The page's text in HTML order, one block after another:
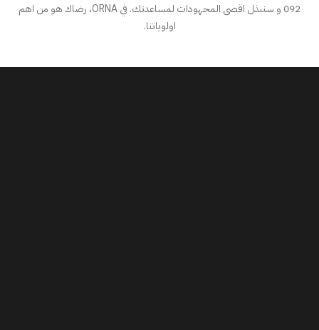
092 و سنبذل اقصى المجهودات لمساعدتك. في ORNA، رضاك هو من اهم
اولوياتنا.